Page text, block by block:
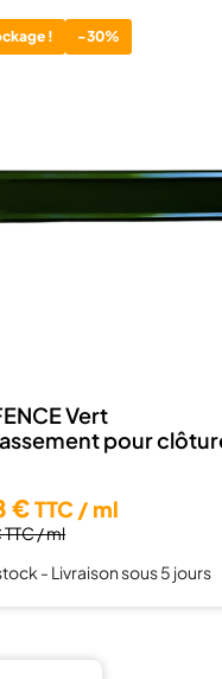
! -30%
Vert
pour
€TTC / ml
TTC / ml
- Livraison sous 5 jours